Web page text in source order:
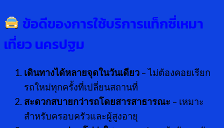
ข้อดีของการใช้บริการแท็กซี่เหมา
เที่ยว นครปฐม
เดินทางได้หลายจุดในวันเดียว – ไม่ต้องคอยเรียก
รถใหม่ทุกครั้งที่เปลี่ยนสถานที่
สะดวกสบายกว่ารถโดยสารสาธารณะ – เหมาะ
สำหรับครอบครัวและผู้สูงอายุ